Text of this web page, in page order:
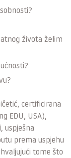
života želim
certificirana
EDU, USA),
uspješna
prema uspjehu
tome što